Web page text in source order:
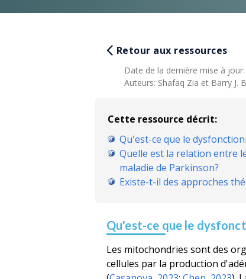
Retour aux ressources
Date de la dernière mise à jour:
Auteurs: Shafaq Zia et Barry J.
Cette ressource décrit:
Qu'est-ce que le
Quelle est la relation entre
maladie de Parkinson?
Existe-t-il des approches
Qu'est-ce que le
Les mitochondries sont des
cellules par la production